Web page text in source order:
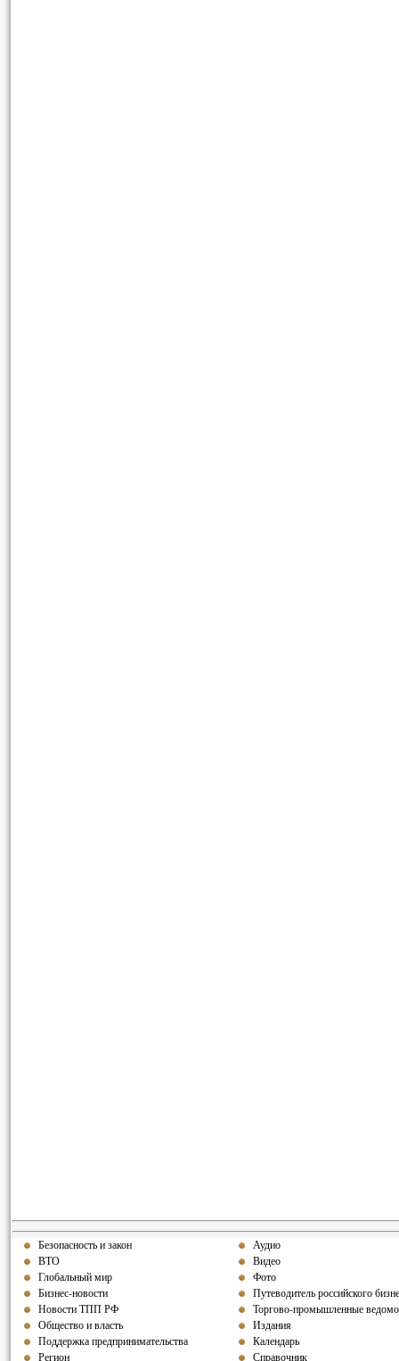
Безопасность и закон
ВТО
Глобальный мир
Бизнес-новости
Новости ТПП РФ
Общество и власть
Поддержка предпринимательства
Регион
Аудио
Видео
Фото
Путеводитель российского
Торгово-промышленные
Издания
Календарь
Справочник